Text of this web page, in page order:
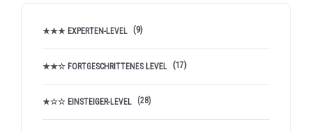
★★★ EXPERTEN-LEVEL (9)
★★☆ FORTGESCHRITTENES LEVEL (17)
★☆☆ EINSTEIGER-LEVEL (28)